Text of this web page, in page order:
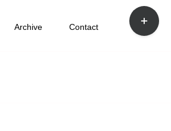
Archive Contact
Bascule
de